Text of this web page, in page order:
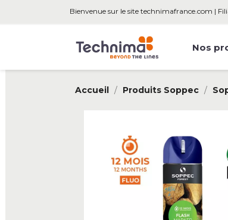
Bienvenue sur le site technimafrance.com |
Nos
Accueil Produits Soppec